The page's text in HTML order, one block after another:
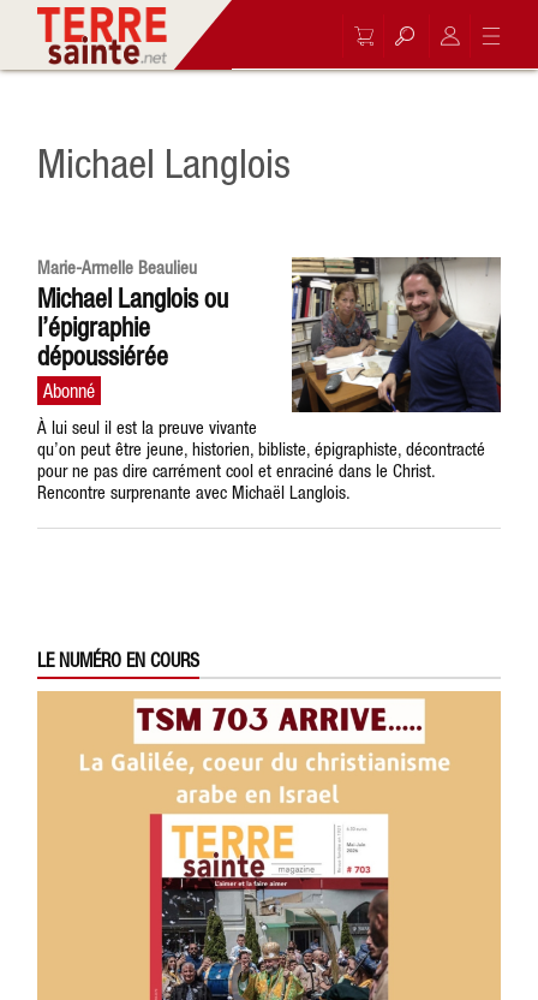
Michael Langlois
Marie-Armelle Beaulieu
Michael Langlois ou
l’épigraphie
dépoussiérée
À lui seul il est la preuve vivante
qu’on peut être jeune, historien, bibliste, épigraphiste, décontracté
pour ne pas dire carrément cool et enraciné dans le Christ.
Rencontre surprenante avec Michaël Langlois.
LE NUMÉRO EN COURS